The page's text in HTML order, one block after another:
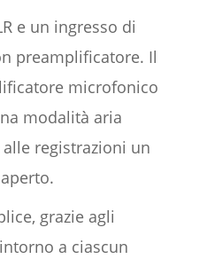
e un ingresso di
preamplificatore. Il
microfonico
modalità aria
registrazioni un
grazie agli
a ciascun